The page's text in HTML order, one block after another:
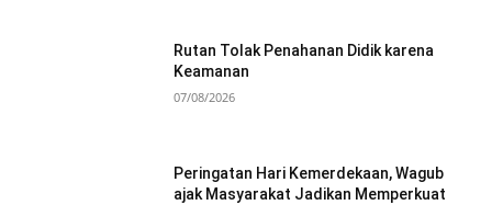
Rutan Tolak Penahanan Didik karena
Keamanan
07/08/2026
Peringatan Hari Kemerdekaan, Wagub
ajak Masyarakat Jadikan Memperkuat